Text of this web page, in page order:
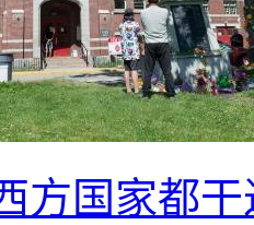
方国家都